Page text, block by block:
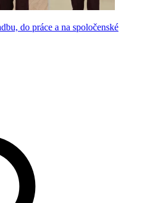
do práce a na spoločenské